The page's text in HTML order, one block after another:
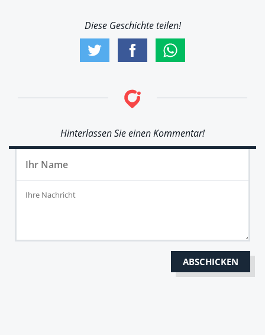
Diese Geschichte teilen!
Hinterlassen Sie einen Kommentar!